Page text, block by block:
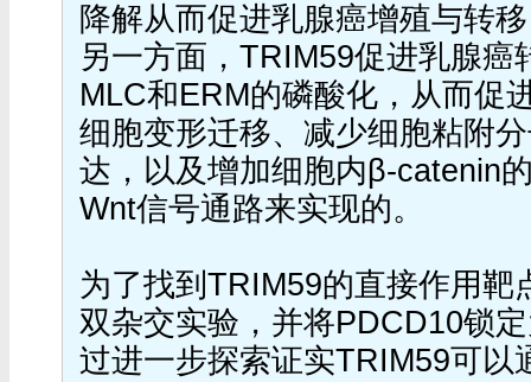
降解从而促进乳腺癌增殖与转移
另一方面，TRIM59促进乳腺癌
MLC和ERM的磷酸化，从而促
细胞变形迁移、减少细胞粘附
达，以及增加细胞内β-catenin
Wnt信号通路来实现的。
为了找到TRIM59的直接作用靶
双杂交实验，并将PDCD10锁
过进一步探索证实TRIM59可以